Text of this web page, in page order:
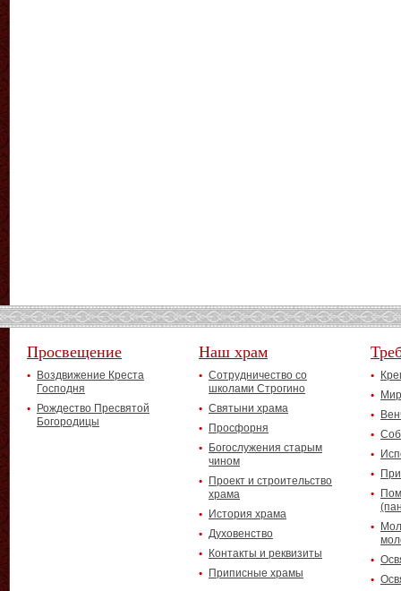
Просвещение
Воздвижение Креста
Господня
Рождество Пресвятой
Богородицы
Наш храм
Сотрудничество со
школами Строгино
Святыни храма
Просфорня
Богослужения старым
чином
Проект и строительство
храма
История храма
Духовенство
Контакты и реквизиты
Приписные храмы